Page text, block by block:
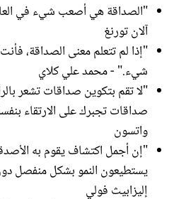
"الصداقة هي أصعب شيء في
آلان تورنغ
"إذا لم تتعلم معنى الصداقة،
شيء." - محمد علي كلاي
"لا تقم بتكوين صداقات تشعر
صداقات تجبرك على الارتقاء
واتسون
"إن أجمل اكتشاف يقوم به
يستطيعون النمو بشكل منفصل
إليزابيث فولي